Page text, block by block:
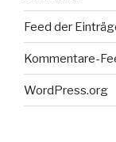
Feed der
Kommentare-
WordPress.org